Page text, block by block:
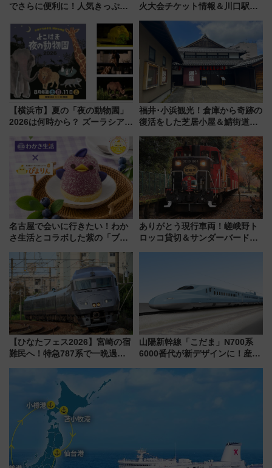
でさらに便利に！人気きっぷ
今年も発売 秋・早春に千葉県を
巡るなら使い勝手・コスパ抜群
火大会チケット情報＆川口駅か
【横浜市】夏の「夜の動物園」
2026は何時から？ ズーラシア・
見どころ、限定イベントを徹底
解説！
福井･小浜観光！倉庫から奇跡の
復活をした芝居小屋＆鯖街道の
でBBQ、老舗お酢店ソフトなど
歴史＆グルメ散歩
名古屋で会いに行きたい！わか
さ生活とコラボした紫の「ブル
売
ありがとう現行車両！嵯峨野ト
ロッコ貸切＆サンダーバードレ
【ひなたフェス2026】宮崎の宿
難民へ！特急787系で一晩過ご
ローおひさま」が救世主に？
山陽新幹線「こだま」N700系
6000番代が新デザインに！産学
用は今冬から